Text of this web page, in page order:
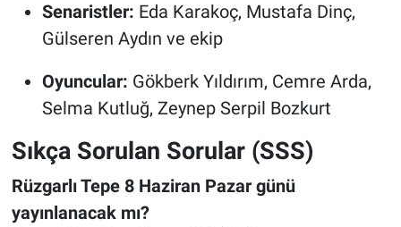
Senaristler: Eda Karakoç, Mustafa Dinç,
Gülseren Aydın ve ekip
Oyuncular: Gökberk Yıldırım, Cemre Arda,
Selma Kutluğ, Zeynep Serpil Bozkurt
Sıkça Sorulan Sorular (SSS)
Rüzgarlı Tepe 8 Haziran Pazar günü
yayınlanacak mı?